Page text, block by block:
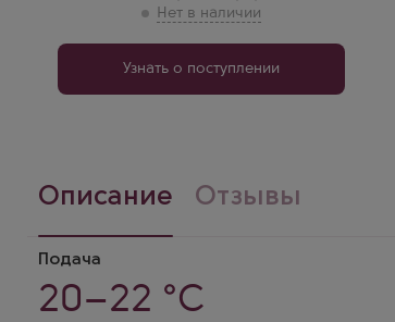
Узнать о поступлении
Описание Отзывы
Подача
20–22 °C